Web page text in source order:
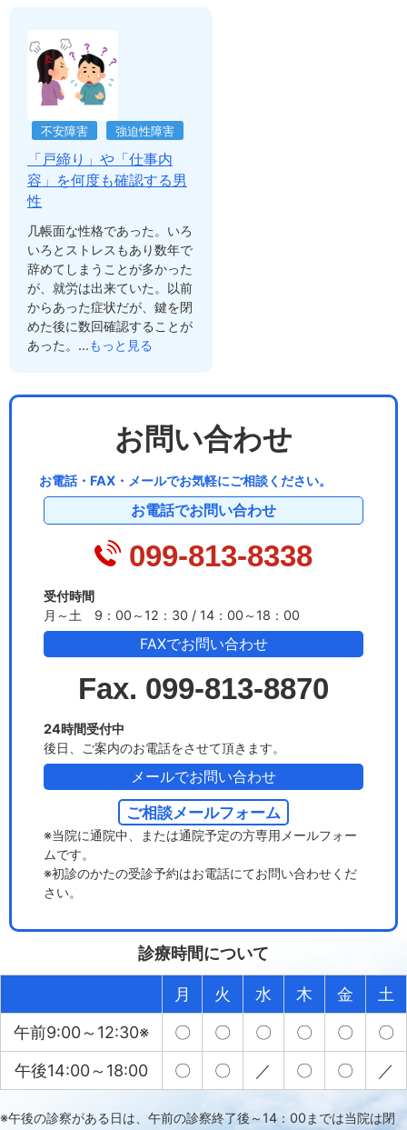
不安障害 強迫性障害
「戸締り」や「仕事内
容」を何度も確認する男
性
几帳面な性格であった。いろ
いろとストレスもあり数年で
辞めてしまうことが多かった
が、就労は出来ていた。以前
からあった症状だが、鍵を閉
めた後に数回確認することが
あった。...もっと見る
お問い合わせ
お電話・FAX・メールでお気軽にご相談ください。
お電話でお問い合わせ
099-813-8338
受付時間
月～土 9：00～12：30 / 14：00～18：00
FAXでお問い合わせ
Fax. 099-813-8870
24時間受付中
後日、ご案内のお電話をさせて頂きます。
メールでお問い合わせ
ご相談メールフォーム
※当院に通院中、または通院予定の方専用メールフォー
ムです。
※初診のかたの受診予約はお電話にてお問い合わせくだ
さい。
診療時間について
月 火 水 木 金
土
午前9:00～12:30※
〇 〇 〇 〇 〇
〇
午後14:00～18:00
〇 〇 ／ 〇 〇 ／
※午後の診察がある日は、午前の診察終了後～14：00までは当院は閉